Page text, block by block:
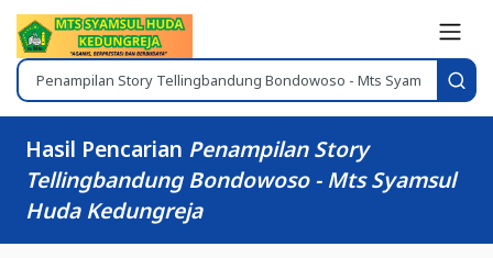
Hasil Pencarian Penampilan Story
Tellingbandung Bondowoso - Mts Syamsul
Huda Kedungreja